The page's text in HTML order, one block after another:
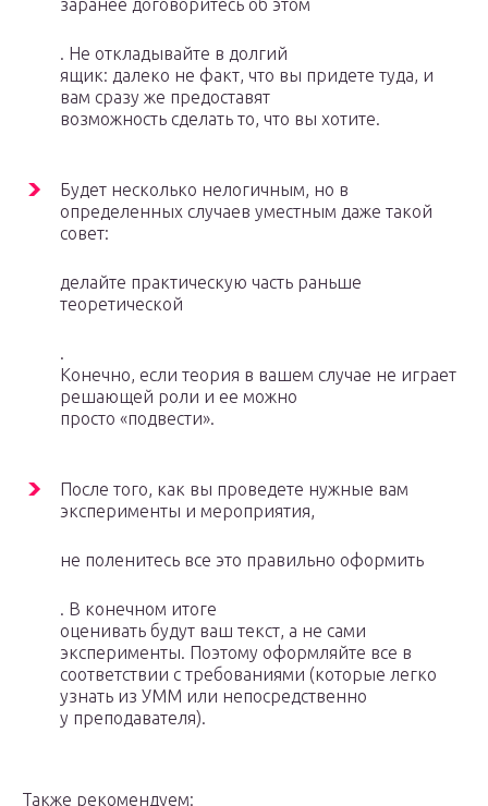
заранее договоритесь об этом
. Не откладывайте в долгий
ящик: далеко не факт, что вы придете туда, и
вам сразу же предоставят
возможность сделать то, что вы хотите.
Будет несколько нелогичным, но в
определенных случаев уместным даже такой
совет:
делайте практическую часть раньше
теоретической
.
Конечно, если теория в вашем случае не играет
решающей роли и ее можно
просто «подвести».
После того, как вы проведете нужные вам
эксперименты и мероприятия,
не поленитесь все это правильно оформить
. В конечном итоге
оценивать будут ваш текст, а не сами
эксперименты. Поэтому оформляйте все в
соответствии с требованиями (которые легко
узнать из УММ или непосредственно
у преподавателя).
Также рекомендуем: